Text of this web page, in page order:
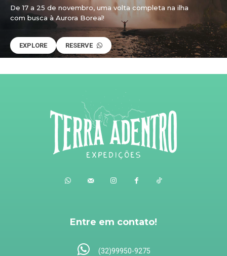
De 17 a 25 de novembro, uma volta completa na ilha
com busca à Aurora Boreal!
EXPLORE RESERVE
Entre em contato!
(32)99950-9275